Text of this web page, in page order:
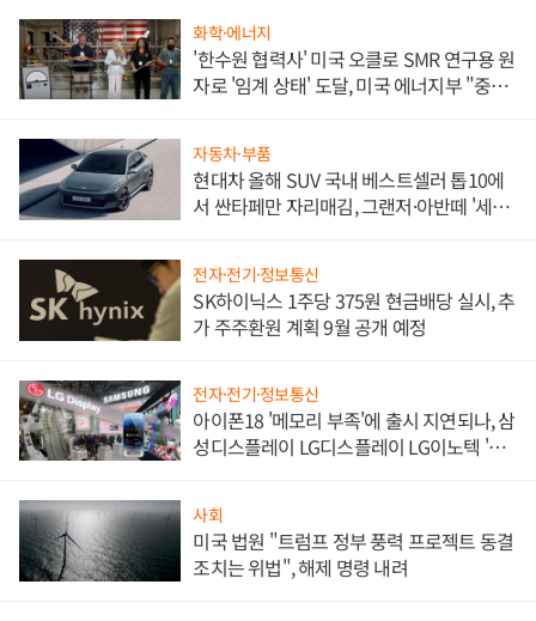
화학·에너지
'한수원 협력사' 미국 오클로 SMR 연구용 원
자로 '임계 상태' 도달, 미국 에너지부 "중요
자동차·부품
현대차 올해 SUV 국내 베스트셀러 톱10에
서 싼타페만 자리매김, 그랜저·아반떼 '세단
전자·전기·정보통신
SK하이닉스 1주당 375원 현금배당 실시, 추
가 주주환원 계획 9월 공개 예정
전자·전기·정보통신
아이폰18 '메모리 부족'에 출시 지연되나, 삼
성디스플레이 LG디스플레이 LG이노텍 '탈
사회
미국 법원 "트럼프 정부 풍력 프로젝트 동결
조치는 위법", 해제 명령 내려